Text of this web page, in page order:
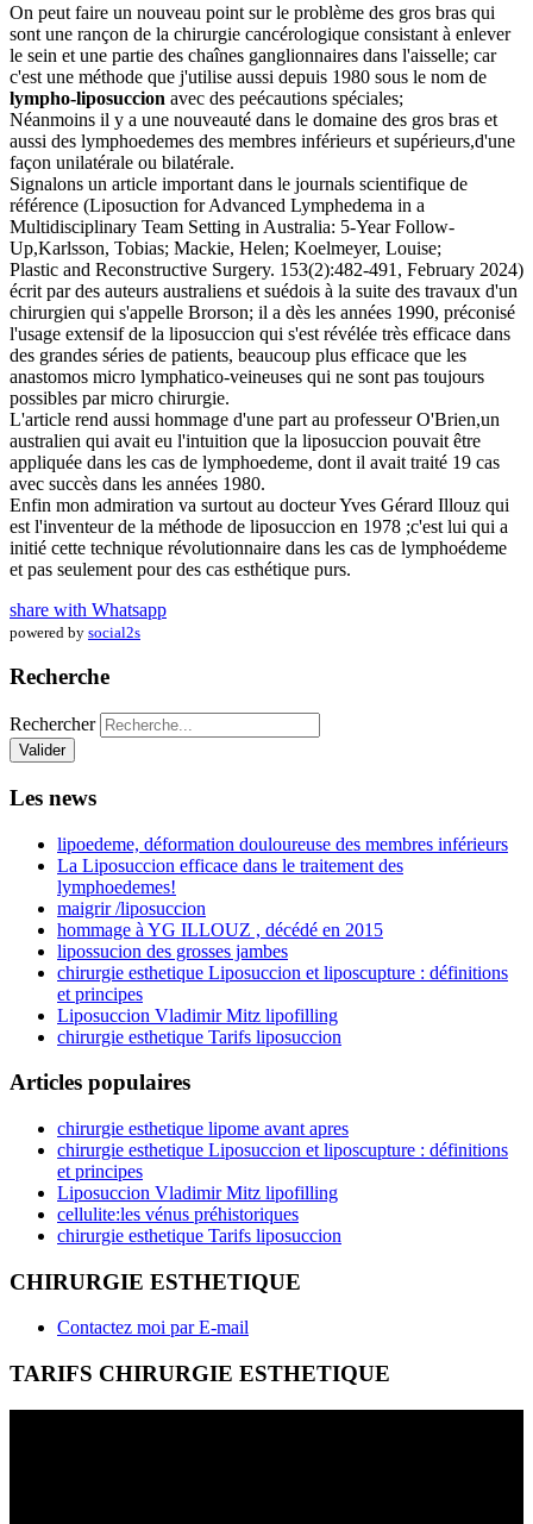
On peut faire un nouveau point sur le problème des gros bras qui
sont une rançon de la chirurgie cancérologique consistant à enlever
le sein et une partie des chaînes ganglionnaires dans l'aisselle; car
c'est une méthode que j'utilise aussi depuis 1980 sous le nom de
lympho-liposuccion avec des peécautions spéciales;
Néanmoins il y a une nouveauté dans le domaine des gros bras et
aussi des lymphoedemes des membres inférieurs et supérieurs,d'une
façon unilatérale ou bilatérale.
Signalons un article important dans le journals scientifique de
référence (Liposuction for Advanced Lymphedema in a
Multidisciplinary Team Setting in Australia: 5-Year Follow-
Up,Karlsson, Tobias; Mackie, Helen; Koelmeyer, Louise;
Plastic and Reconstructive Surgery. 153(2):482-491, February 2024)
écrit par des auteurs australiens et suédois à la suite des travaux d'un
chirurgien qui s'appelle Brorson; il a dès les années 1990, préconisé
l'usage extensif de la liposuccion qui s'est révélée très efficace dans
des grandes séries de patients, beaucoup plus efficace que les
anastomos micro lymphatico-veineuses qui ne sont pas toujours
possibles par micro chirurgie.
L'article rend aussi hommage d'une part au professeur O'Brien,un
australien qui avait eu l'intuition que la liposuccion pouvait être
appliquée dans les cas de lymphoedeme, dont il avait traité 19 cas
avec succès dans les années 1980.
Enfin mon admiration va surtout au docteur Yves Gérard Illouz qui
est l'inventeur de la méthode de liposuccion en 1978 ;c'est lui qui a
initié cette technique révolutionnaire dans les cas de lymphoédeme
et pas seulement pour des cas esthétique purs.
share with Whatsapp
powered by social2s
Recherche
Rechercher
Valider
Les news
lipoedeme, déformation douloureuse des membres inférieurs
La Liposuccion efficace dans le traitement des
lymphoedemes!
maigrir /liposuccion
hommage à YG ILLOUZ , décédé en 2015
lipossucion des grosses jambes
chirurgie esthetique Liposuccion et liposcupture : définitions
et principes
Liposuccion Vladimir Mitz lipofilling
chirurgie esthetique Tarifs liposuccion
Articles populaires
chirurgie esthetique lipome avant apres
chirurgie esthetique Liposuccion et liposcupture : définitions
et principes
Liposuccion Vladimir Mitz lipofilling
cellulite:les vénus préhistoriques
chirurgie esthetique Tarifs liposuccion
CHIRURGIE ESTHETIQUE
Contactez moi par E-mail
TARIFS CHIRURGIE ESTHETIQUE